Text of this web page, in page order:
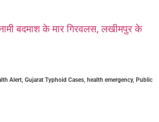
बदमाश के मार गिरवलस, लखीमपुर के
Alert, Gujarat Typhoid Cases, health emergency, Public